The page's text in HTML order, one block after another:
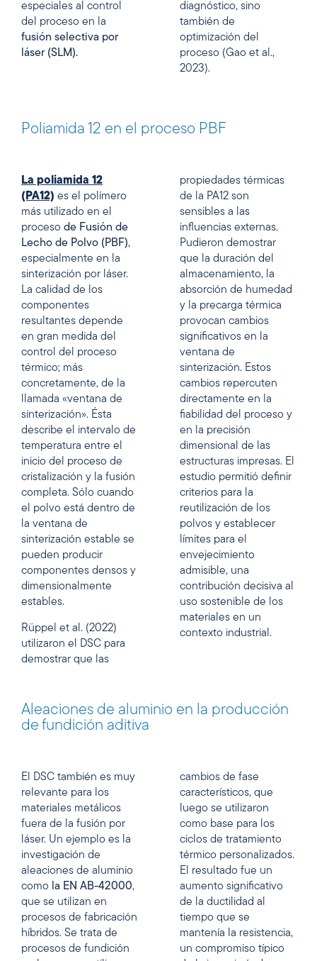
especiales al control
del proceso en la
fusión selectiva por
láser (SLM).
diagnóstico, sino
también de
optimización del
proceso (Gao et al.,
2023).
Poliamida 12 en el proceso PBF
La poliamida 12
(PA12) es el polímero
más utilizado en el
proceso de Fusión de
Lecho de Polvo (PBF),
especialmente en la
sinterización por láser.
La calidad de los
componentes
resultantes depende
en gran medida del
control del proceso
térmico; más
concretamente, de la
llamada «ventana de
sinterización». Ésta
describe el intervalo de
temperatura entre el
inicio del proceso de
cristalización y la fusión
completa. Sólo cuando
el polvo está dentro de
la ventana de
sinterización estable se
pueden producir
componentes densos y
dimensionalmente
estables.
Rüppel et al. (2022)
utilizaron el DSC para
demostrar que las
propiedades térmicas
de la PA12 son
sensibles a las
influencias externas.
Pudieron demostrar
que la duración del
almacenamiento, la
absorción de humedad
y la precarga térmica
provocan cambios
significativos en la
ventana de
sinterización. Estos
cambios repercuten
directamente en la
fiabilidad del proceso y
en la precisión
dimensional de las
estructuras impresas. El
estudio permitió definir
criterios para la
reutilización de los
polvos y establecer
límites para el
envejecimiento
admisible, una
contribución decisiva al
uso sostenible de los
materiales en un
contexto industrial.
Aleaciones de aluminio en la producción
de fundición aditiva
El DSC también es muy
relevante para los
materiales metálicos
fuera de la fusión por
láser. Un ejemplo es la
investigación de
aleaciones de aluminio
como la EN AB-42000,
que se utilizan en
procesos de fabricación
híbridos. Se trata de
procesos de fundición
cambios de fase
característicos, que
luego se utilizaron
como base para los
ciclos de tratamiento
térmico personalizados.
El resultado fue un
aumento significativo
de la ductilidad al
tiempo que se
mantenía la resistencia,
un compromiso típico